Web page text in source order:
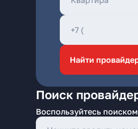
Найти
Поиск
Воспользуйтесь